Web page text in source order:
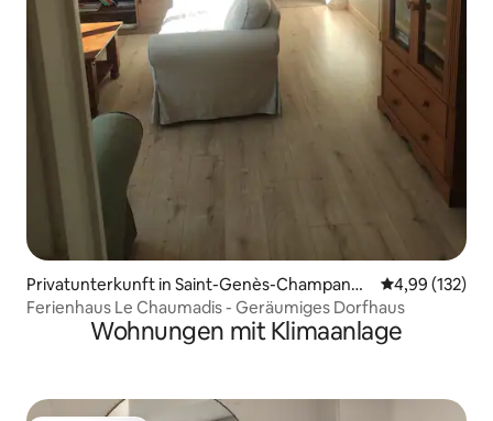
Privatunterkunft in Saint-Genès-Champanell
e
4,99 (132)
Ferienhaus Le Chaumadis - Geräumiges Dorfhaus
Wohnungen mit Klimaanlage